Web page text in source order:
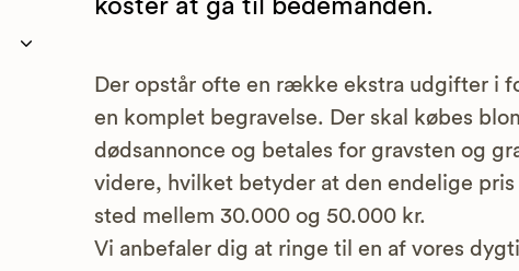
koster at gå til bedemanden.
Der opstår ofte en række ekstra udgifter i
en komplet begravelse. Der skal købes
dødsannonce og betales for gravsten og
videre, hvilket betyder at den endelige
sted mellem 30.000 og 50.000 kr.
Vi anbefaler dig at ringe til en af vores